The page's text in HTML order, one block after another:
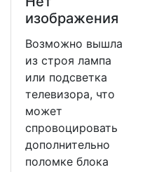
изображения
Возможно вышла
из строя лампа
или подсветка
телевизора, что
может
спровоцировать
дополнительно
поломке блока